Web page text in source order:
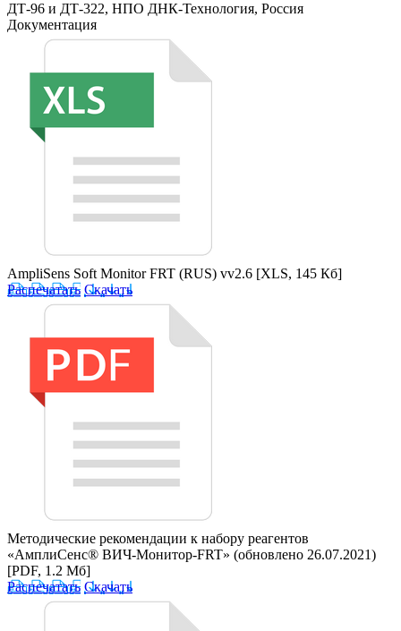
ДТ-96 и ДТ-322, НПО ДНК-Технология, Россия
Документация
AmpliSens Soft Monitor FRT (RUS) vv2.6 [XLS, 145 Кб]
Распечатать Скачать
Методические рекомендации к набору реагентов
«АмплиСенс® ВИЧ-Монитор-FRT» (обновлено 26.07.2021)
[PDF, 1.2 Мб]
Распечатать Скачать